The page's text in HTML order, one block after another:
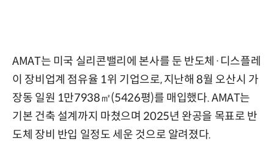
AMAT는 미국 실리콘밸리에 본사를 둔 반도체·디스플레
이 장비업계 점유율 1위 기업으로, 지난해 8월 오산시 가
장동 일원 1만7938㎡(5426평)를 매입했다. AMAT는
기본 건축 설계까지 마쳤으며 2025년 완공을 목표로 반
도체 장비 반입 일정도 세운 것으로 알려졌다.